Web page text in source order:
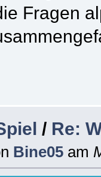
Fragen
/ Re:
Bine05 am